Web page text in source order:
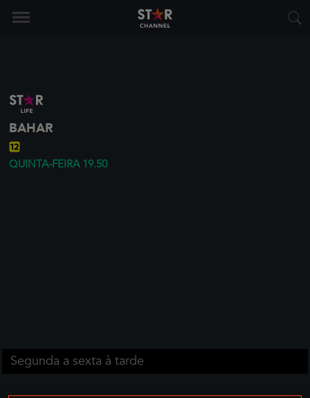
BAHAR
QUINTA-FEIRA 19.50
Segunda a sexta à tarde